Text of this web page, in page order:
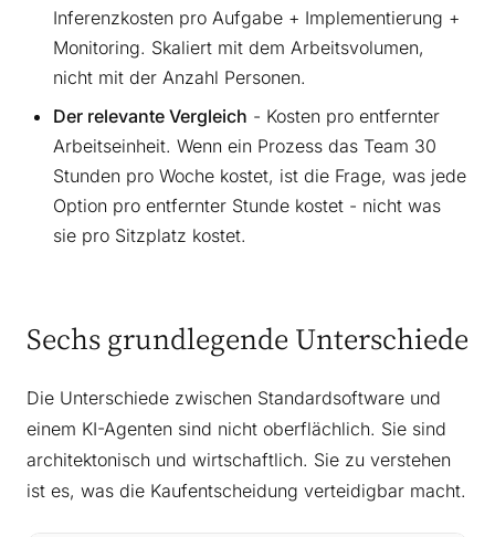
Inferenzkosten pro Aufgabe + Implementierung +
Monitoring. Skaliert mit dem Arbeitsvolumen,
nicht mit der Anzahl Personen.
Der relevante Vergleich - Kosten pro entfernter
Arbeitseinheit. Wenn ein Prozess das Team 30
Stunden pro Woche kostet, ist die Frage, was jede
Option pro entfernter Stunde kostet - nicht was
sie pro Sitzplatz kostet.
Sechs grundlegende Unterschiede
Die Unterschiede zwischen Standardsoftware und
einem KI-Agenten sind nicht oberflächlich. Sie sind
architektonisch und wirtschaftlich. Sie zu verstehen
ist es, was die Kaufentscheidung verteidigbar macht.